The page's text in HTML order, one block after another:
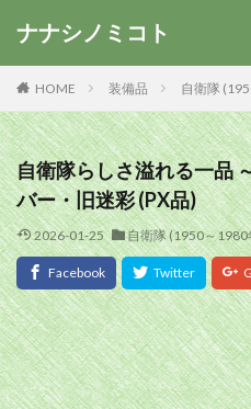
ナナシノミコト
HOME 装備品 自衛隊
自衛隊らしさ溢れる一品
バー・旧迷彩 (PX品)
2026-01-25 自衛隊 (1950～1980